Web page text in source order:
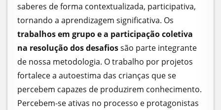
saberes de forma contextualizada, participativa,
tornando a aprendizagem significativa. Os
trabalhos em grupo e a participação coletiva
na resolução dos desafiossão parte integrante
de nossa metodologia. O trabalho por projetos
fortalece a autoestima das crianças que se
percebem capazes de produzirem conhecimento.
Percebem-se ativas no processo e protagonistas